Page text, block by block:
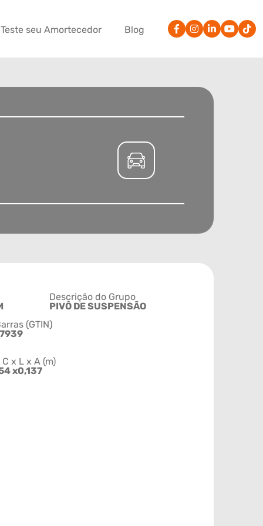
Teste seu Amortecedor Blog
Descrição do Grupo
PIVÔ DE SUSPENSÃO
(GTIN)
x L x A (m)
x0,137